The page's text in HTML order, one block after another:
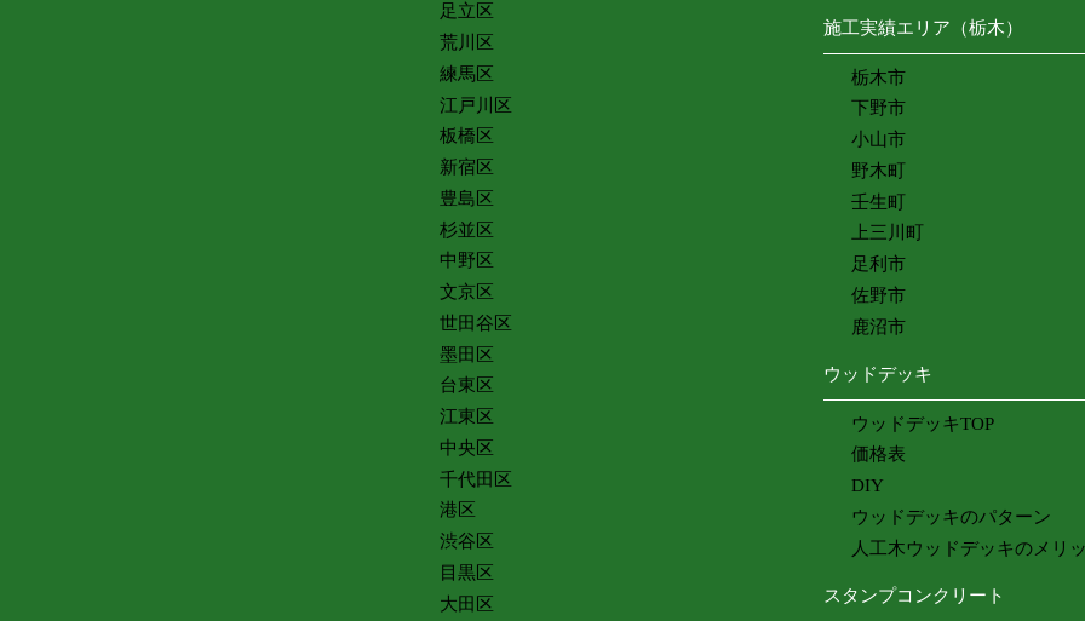
足立区
荒川区
練馬区
江戸川区
板橋区
新宿区
豊島区
杉並区
中野区
文京区
世田谷区
墨田区
台東区
江東区
中央区
千代田区
港区
渋谷区
目黒区
大田区
施工実績エリア（栃木）
栃木市
下野市
小山市
野木町
壬生町
上三川町
足利市
佐野市
鹿沼市
ウッドデッキ
ウッドデッキTOP
価格表
DIY
ウッドデッキのパターン
人工木ウッドデッキのメリ
スタンプコンクリート